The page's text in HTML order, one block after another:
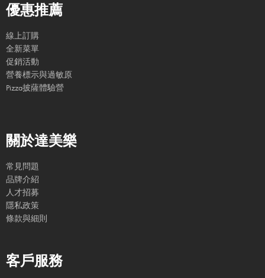
優惠推薦
線上訂購
全新菜單
促銷活動
營養標示與過敏原
Pizza披薩體驗營
關於達美樂
常見問題
品牌介紹
人才招募
隱私政策
條款與細則
客戶服務